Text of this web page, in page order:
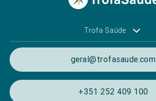
Trofa Saúde
geral@trofasaude.com
+351 252 409 100